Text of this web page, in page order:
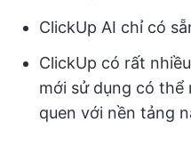
ClickUp AI chỉ có
ClickUp có rất
mới sử dụng có thể
quen với nền tảng